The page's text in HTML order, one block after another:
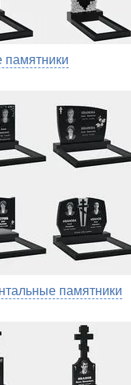
памятники
памятники